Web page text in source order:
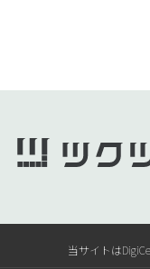
当サイトは